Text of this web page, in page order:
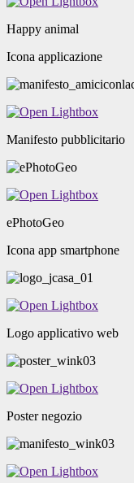
Happy animal
Icona applicazione
Manifesto pubblicitario
ePhotoGeo
Icona app smartphone
Logo applicativo web
Poster negozio